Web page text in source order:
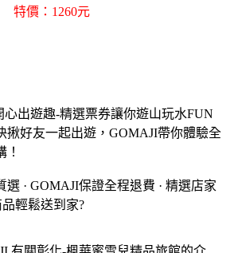
特價：1260元
出遊趣-精選票券讓你遊山玩水FUN
揪好友一起出遊，GOMAJI帶你體驗全
· GOMAJI保證全程退費 · 精選店家
輕鬆送到家?